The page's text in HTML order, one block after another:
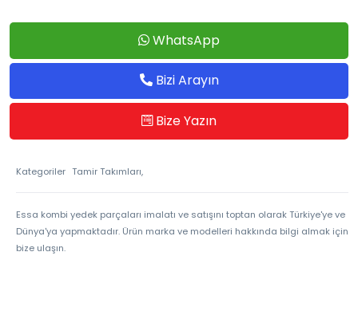
WhatsApp
Bizi Arayın
Bize Yazın
Kategoriler Tamir Takımları,
Essa kombi yedek parçaları imalatı ve satışını toptan olarak Türkiye'ye ve
Dünya'ya yapmaktadır. Ürün marka ve modelleri hakkında bilgi almak için
bize ulaşın.